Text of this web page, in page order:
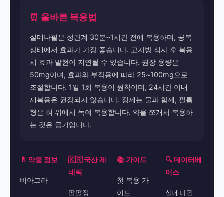
⏰ 올바른 복용법
실데나필은 성관계 30분~1시간 전에 복용하며, 공복
상태에서 효과가 가장 좋습니다. 고지방 식사 후 복용
시 효과 발현이 지연될 수 있습니다. 권장 용량은
50mg이며, 효과와 부작용에 따라 25~100mg으로
조절합니다. 1일 1회 복용이 원칙이며, 24시간 이내
재복용은 권장되지 않습니다. 정제는 물과 함께, 필름
형은 혀 위에서 녹여 복용합니다. 약을 쪼개서 복용하
는 것은 금기입니다.
💊 약물 정보
비아그라
🇰🇷 국산 제
네릭
팔팔정
📚 가이드
첫 복용 가
이드
🔍 데이터베
이스
실데나필